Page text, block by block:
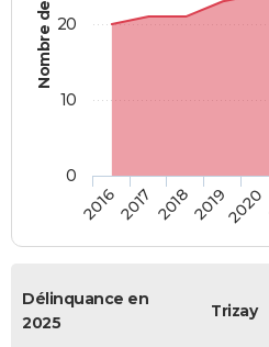
20162017 201820192020
0
10
20
Délinquance en
2025
Trizay